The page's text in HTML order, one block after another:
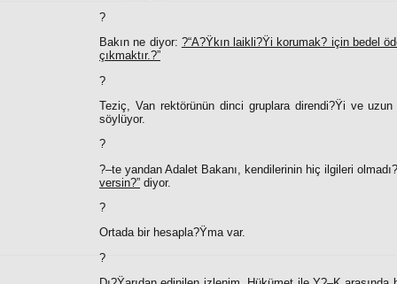
?
Bakın ne diyor: ?“A?Ÿkın laikli?Ÿi korumak? için bedel
çıkmaktır.?”
?
Teziç, Van rektörünün dinci gruplara direndi?Ÿi ve uzun
söylüyor.
?
?–te yandan Adalet Bakanı, kendilerinin hiç ilgileri
versin?” diyor.
?
Ortada bir hesapla?Ÿma var.
?